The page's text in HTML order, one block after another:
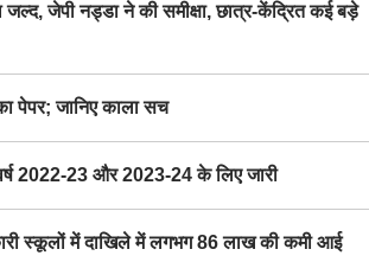
जेपी नड्डा ने की समीक्षा, छात्र-केंद्रित कई बड़े
पेपर; जानिए काला सच
2022-23 और 2023-24 के लिए जारी
स्कूलों में दाखिले में लगभग 86 लाख की कमी आई